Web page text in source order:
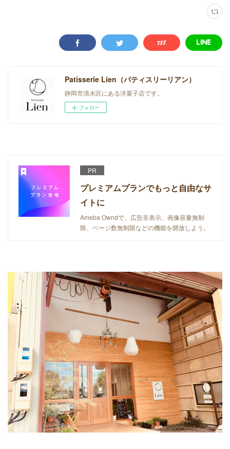
Patisserie Lien（パティスリーリアン）
静岡市清水区にある洋菓子店です。
フォロー
PR
プレミアムプランでもっと自由なサ
イトに
Ameba Owndで、広告非表示、画像容量無制
限、ページ数無制限などの機能を開放しよう。